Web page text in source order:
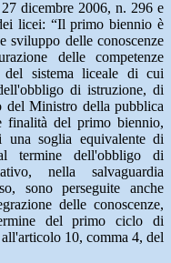
dicembre 2006, n. 296 e
licei: “Il primo biennio è
sviluppo delle conoscenze
delle competenze
del sistema liceale di cui
di istruzione, di
del Ministro della pubblica
finalità del primo biennio,
soglia equivalente di
termine dell'obbligo di
nella salvaguardia
sono perseguite anche
delle conoscenze,
del primo ciclo di
10, comma 4, del